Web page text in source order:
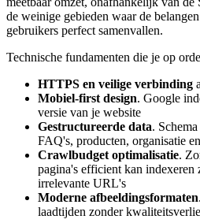
de weinige gebieden waar de
gebruikers perfect samenvallen.
Technische fundamenten die je op
HTTPS en veilige verbinding
Mobiel-first design. Google
versie van je website
Gestructureerde data.
FAQ's, producten, organisatie
Crawlbudget optimalisatie.
pagina's efficient kan indexeren
irrelevante URL's
Moderne afbeeldingsformaten
laadtijden zonder